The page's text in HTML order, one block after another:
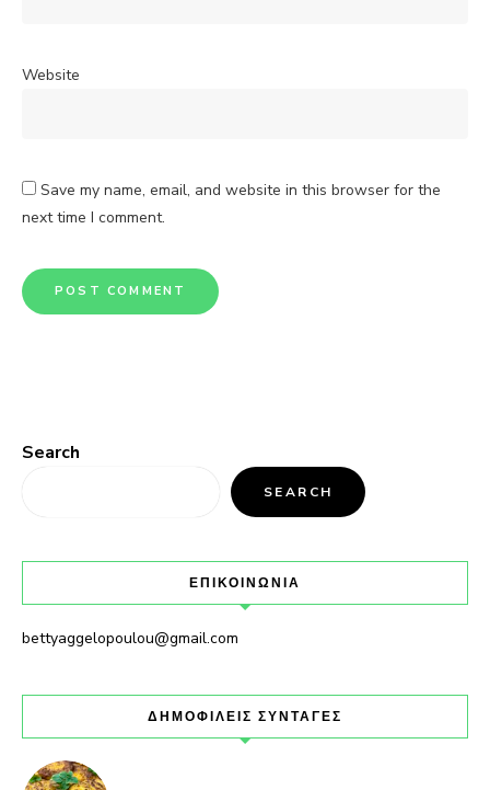
Website
Save my name, email, and website in this browser for the
next time I comment.
Search
SEARCH
ΕΠΙΚΟΙΝΩΝΙΑ
bettyaggelopoulou@gmail.com
ΔΗΜΟΦΙΛΕΙΣ ΣΥΝΤΑΓΕΣ